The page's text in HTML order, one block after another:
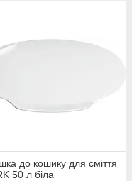
до кошику для сміття
50 л біла